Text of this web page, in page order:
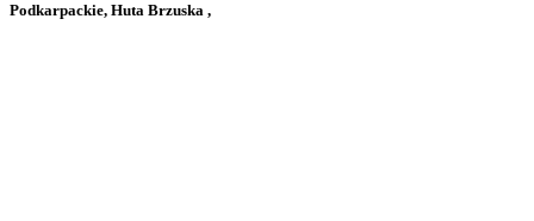
Podkarpackie, Huta Brzuska ,